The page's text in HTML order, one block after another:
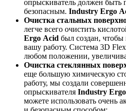
опрыскиватель должен быть
безопасным. Industry Ergo
Очистка стальных
легче всего очистить
Ergo Acid был создан, чтобы
вашу работу. Система 3D Flex
любом положении,
Очистка стеклянных
еще большую химическую
работу, мы создали
опрыскивателя Industry Ergo
можете использовать очень